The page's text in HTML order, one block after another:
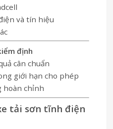
và tín hiệu
định
cân chuẩn
giới hạn cho phép
hoàn chỉnh
tải sơn tĩnh điện